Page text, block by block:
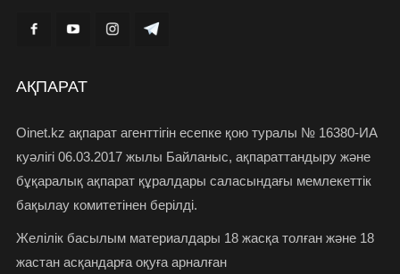
АҚПАРАТ
Oinet.kz ақпарат агенттігін есепке қою туралы № 16380-ИА
куәлігі 06.03.2017 жылы Байланыс, ақпараттандыру және
бұқаралық ақпарат құралдары саласындағы мемлекеттік
бақылау комитетінен берілді.
Желілік басылым материалдары 18 жасқа толған және 18
жастан асқандарға оқуға арналған